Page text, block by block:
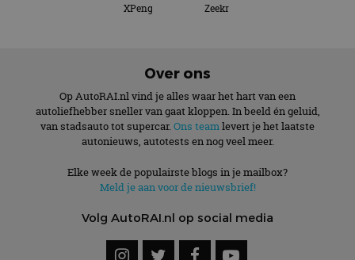
XPeng Zeekr
Over ons
Op AutoRAI.nl vind je alles waar het hart van een
autoliefhebber sneller van gaat kloppen. In beeld én geluid,
van stadsauto tot supercar. Ons teamlevert je het laatste
autonieuws, autotests en nog veel meer.
Elke week de populairste blogs in je mailbox?
Meld je aan voor de nieuwsbrief!
Volg AutoRAI.nl op social media